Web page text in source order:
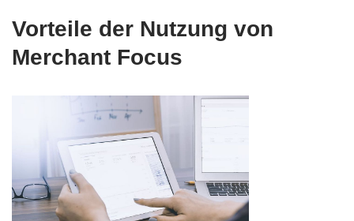
Vorteile der Nutzung von
Merchant Focus